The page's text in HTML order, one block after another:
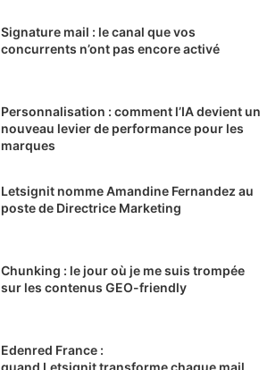
Signature mail : le canal que vos
concurrents n’ont pas encore activé
Personnalisation : comment l’IA devient un
nouveau levier de performance pour les
marques
Letsignit nomme Amandine Fernandez au
poste de Directrice Marketing
Chunking : le jour où je me suis trompée
sur les contenus GEO-friendly
Edenred France :